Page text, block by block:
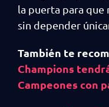
la puerta para que
sin depender
También te
Champions
Campeones con